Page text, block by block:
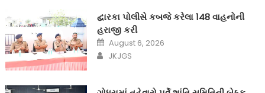
દ્વારકા પોલીસે કબજે કરેલા 148 વાહનોની
હરાજી કરી
Posted
on
August 6, 2026
Author
JKJGS